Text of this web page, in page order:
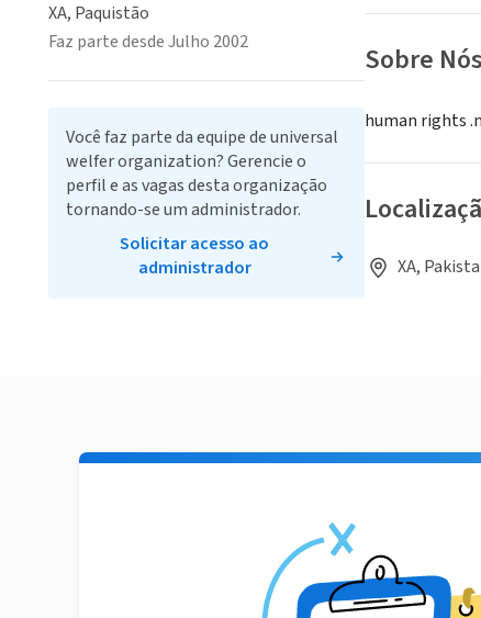
Sobre Nós
human rights
XA,
XA, Paquistão
Faz parte desde Julho 2002
Você faz parte da equipe de universal
welfer organization? Gerencie o
perfil e as vagas desta organização
tornando-se um administrador.
Solicitar acesso ao
administrador